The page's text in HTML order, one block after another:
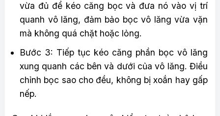
vừa đủ để kéo căng bọc và đưa nó vào vị trí
quanh vô lăng, đảm bảo bọc vô lăng vừa vặn
mà không quá chặt hoặc lỏng.
Bước 3: Tiếp tục kéo căng phần bọc vô lăng
xung quanh các bên và dưới của vô lăng. Điều
chỉnh bọc sao cho đều, không bị xoắn hay gấp
nếp.